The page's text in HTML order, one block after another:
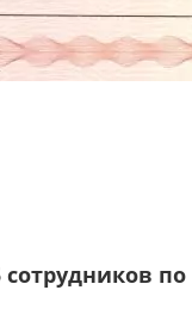
сотрудников